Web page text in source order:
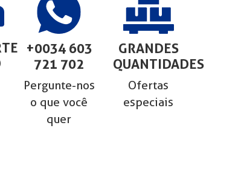
+0034 603
721 702
Pergunte-nos
o que você
quer
GRANDES
QUANTIDADES
Ofertas
especiais